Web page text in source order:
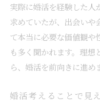
実際に婚活を経験した人
求めていたが、出会いや
て本当に必要な価値観や
も多く聞かれます。理
ら、婚活を前向きに進め
婚活考えることで見